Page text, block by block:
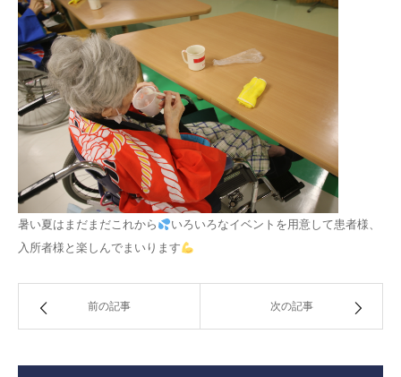
暑い夏はまだまだこれから
いろいろなイベントを用意して患者様、
入所者様と楽しんでまいります
前の記事 次の記事